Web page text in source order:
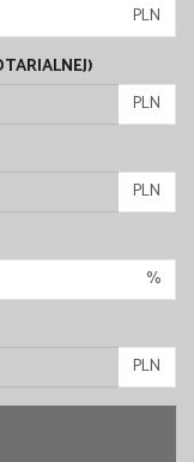
PLN
PLN
PLN
%
PLN